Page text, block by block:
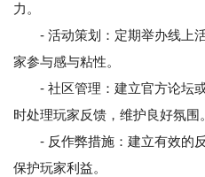
力。
- 活动策划：定期举办线上活
家参与感与粘性。
- 社区管理：建立官方论坛或
时处理玩家反馈，维护良好氛围。
- 反作弊措施：建立有效的反
保护玩家利益。